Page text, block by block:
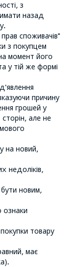
з
назад
споживачів"
з покупцем
момент його
у тій же формі
причину
грошей у
але не
на новий,
недоліків,
бути новим,
ознаки
товару
має